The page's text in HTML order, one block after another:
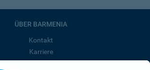
ÜBER BARMENIA
Kontakt
Karriere